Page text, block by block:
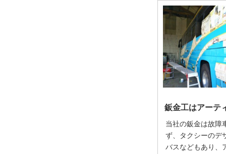
鈑金工はアーテ
当社の鈑金は故障
ず、タクシーのデ
バスなどもあり、